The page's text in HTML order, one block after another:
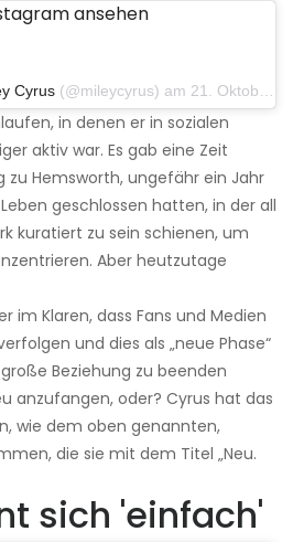
ansehen
Cyrus (@mileycyrus) am 21. Oktober 2019 um 12:31 Uhr PDT
in denen er in sozialen
aktiv war. Es gab eine Zeit
zu Hemsworth, ungefähr ein Jahr
geschlossen hatten, in der all
kuratiert zu sein schienen, um
Aber heutzutage
im Klaren, dass Fans und Medien
und dies als „neue Phase“
Beziehung zu beenden
anzufangen, oder? Cyrus hat das
wie dem oben genannten,
die sie mit dem Titel „Neu.
sich 'einfach'